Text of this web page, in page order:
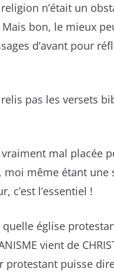
n’était un
bon, le mieux
d’avant pour
pas les versets
mal placée
même étant une
c’est l’essentiel !
église
vient de
protestant puisse dire